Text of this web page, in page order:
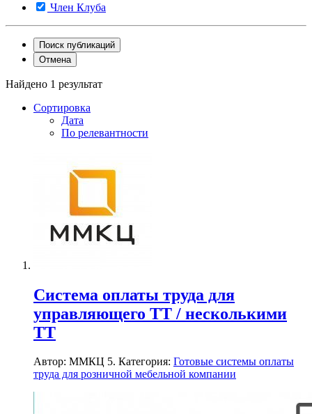
Член Клуба
Поиск публикаций
Отмена
Найдено 1 результат
Сортировка
Дата
По релевантности
Система оплаты труда для
управляющего ТТ / несколькими
ТТ
Автор: ММКЦ 5. Категория: Готовые системы оплаты
труда для розничной мебельной компании